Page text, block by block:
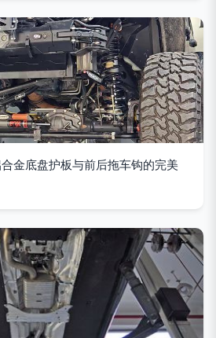
金底盘护板与前后拖车钩的完美